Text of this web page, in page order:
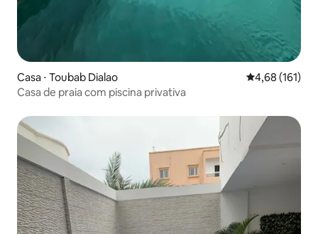
Casa ⋅ Toubab Dialao 4,68 de uma
4,68 (161)
Casa de praia com piscina privativa